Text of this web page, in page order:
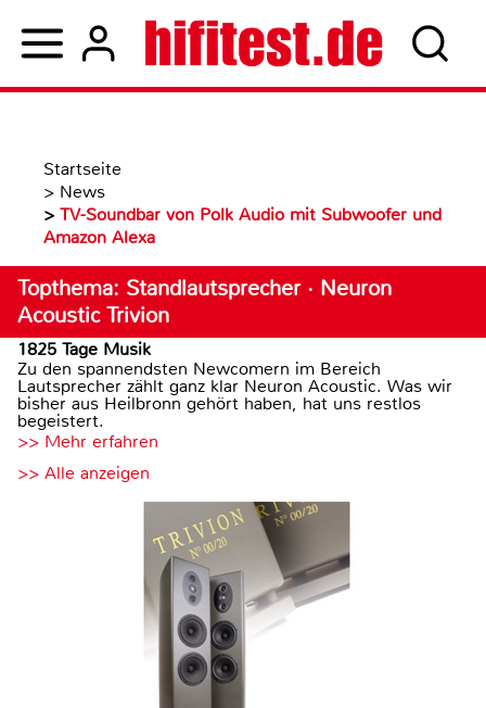
Startseite
> News
> TV-Soundbar von Polk Audio mit Subwoofer und
Amazon Alexa
Topthema: Standlautsprecher · Neuron
Acoustic Trivion
1825 Tage Musik
Zu den spannendsten Newcomern im Bereich
Lautsprecher zählt ganz klar Neuron Acoustic. Was wir
bisher aus Heilbronn gehört haben, hat uns restlos
begeistert.
>> Mehr erfahren
>> Alle anzeigen